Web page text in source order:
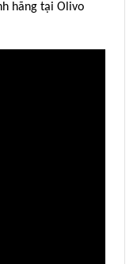
hãng tại Olivo